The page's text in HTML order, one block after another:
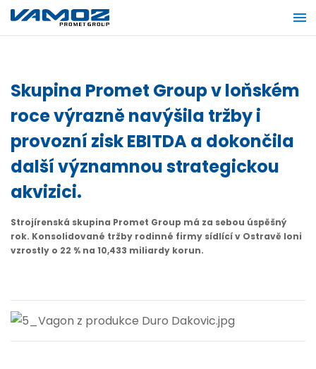
Skupina Promet Group v loňském
roce výrazně navýšila tržby i
provozní zisk EBITDA a dokončila
další významnou strategickou
akvizici.
Strojírenská skupina Promet Group má za sebou úspěšný
rok. Konsolidované tržby rodinné firmy sídlící v Ostravě loni
vzrostly o 22 % na 10,433 miliardy korun.